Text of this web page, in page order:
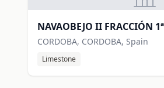
NAVAOBEJO II FRACCIÓN 1ª
CORDOBA, CORDOBA, Spain
Limestone